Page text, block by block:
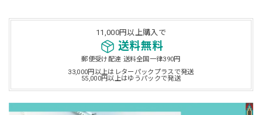
11,000円以上購入で
送料無料
郵便受け配達 送料全国一律390円
33,000円以上はレターパックプラスで発送
55,000円以上はゆうパックで発送